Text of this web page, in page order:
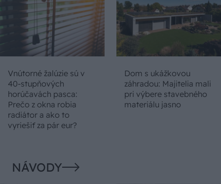
Vnútorné žalúzie sú v
40-stupňových
horúčavách pasca:
Prečo z okna robia
radiátor a ako to
vyriešiť za pár eur?
Dom s ukážkovou
záhradou: Majitelia mali
pri výbere stavebného
materiálu jasno
NÁVODY